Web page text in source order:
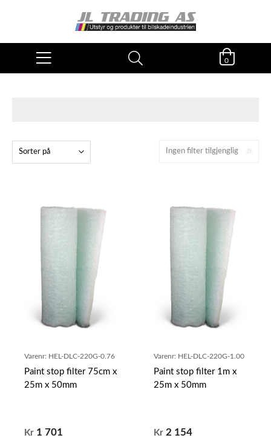
0
Ingen filter tilgjenglig
Sorter på
Varenr: HEL-DLC-220G-0.76
Paint stop filter 75cm x
25m x 50mm
Kr 1 701
Varenr: HEL-DLC-220G-1.00
Paint stop filter 1m x
25m x 50mm
Kr 2 154